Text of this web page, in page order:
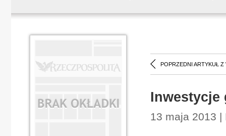
POPRZEDNI ARTYKUŁ Z
Inwestycje
13 maja 2013 |